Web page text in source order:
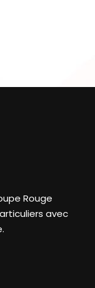
Rouge
avec